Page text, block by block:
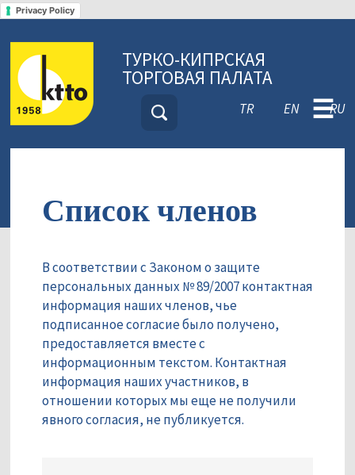
Privacy Policy
ТУРКО-КИПРСКАЯ
ТОРГОВАЯ ПАЛАТА
TR EN RU
☰
Список членов
В соответствии с Законом о защите
персональных данных № 89/2007 контактная
информация наших членов, чье
подписанное согласие было получено,
предоставляется вместе с
информационным текстом. Контактная
информация наших участников, в
отношении которых мы еще не получили
явного согласия, не публикуется.